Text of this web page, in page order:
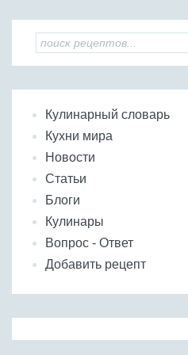
Яйца
Крупы
Кулинарный словарь
Кухни мира
Новости
Статьи
Блоги
Кулинары
Вопрос - Ответ
Добавить рецепт